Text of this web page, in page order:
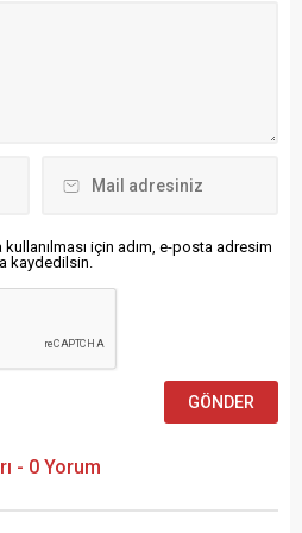
için adım, e-posta adresim
kaydedilsin.
- 0 Yorum